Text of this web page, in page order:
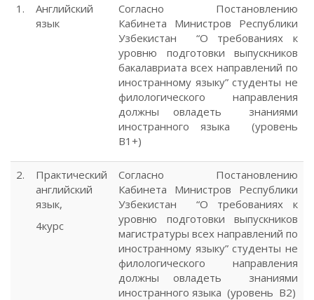
1.
Английский
язык
Согласно Постановлению
Кабинета Министров Республики
Узбекистан “О требованиях к
уровню подготовки выпускников
бакалавриата всех направлений по
иностранному языку” студенты не
филологического направления
должны овладеть знаниями
иностранного языка (уровень
В1+)
2.
Практический
английский
язык,
4курс
Согласно Постановлению
Кабинета Министров Республики
Узбекистан “О требованиях к
уровню подготовки выпускников
магистратуры всех направлений по
иностранному языку” студенты не
филологического направления
должны овладеть знаниями
иностранного языка (уровень В2)